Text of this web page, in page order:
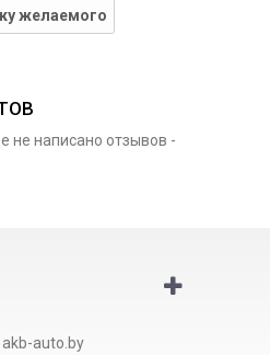
желаемого
не написано отзывов -
auto.by